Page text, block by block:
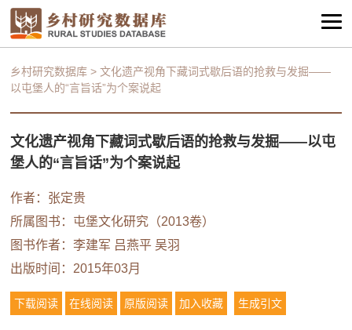
乡村研究数据库 >文化遗产视角下藏词式歇后语的抢救与发掘——
以屯堡人的“言旨话”为个案说起
文化遗产视角下藏词式歇后语的抢救与发掘——以屯
堡人的“言旨话”为个案说起
作者： 张定贵
所属图书： 屯堡文化研究（2013卷）
图书作者：李建军 吕燕平 吴羽
出版时间：2015年03月
下载阅读 在线阅读 原版阅读 加入收藏 生成引文